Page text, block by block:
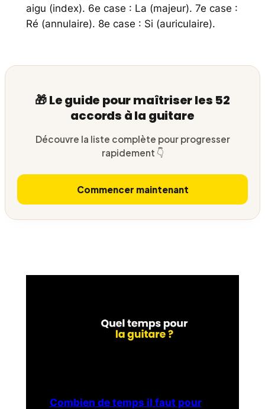
aigu (index). 6e case : La (majeur). 7e case :
Ré (annulaire). 8e case : Si (auriculaire).
🎁 Le guide pour maîtriser les 52
accords à la guitare
Découvre la liste complète pour progresser
rapidement 👇
Commencer maintenant
Combien de temps il faut pour